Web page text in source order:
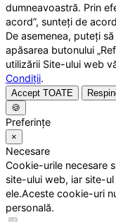
dumneavoastră. Prin
acord”, sunteți de
De asemenea, puteți
apăsarea butonului
utilizării Site-ului web
Condiții.
Accept TOATE
🍪
Preferințe
×
Necesare
Cookie-urile necesare
site-ului web, iar site-
ele.Aceste cookie-uri
personală.